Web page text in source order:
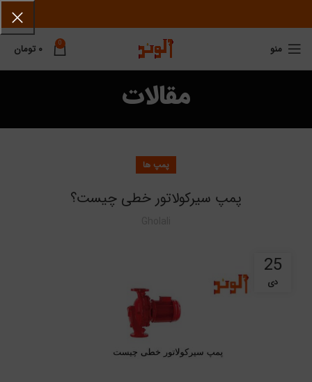
منو 0 ۰ تومان
مقالات
پمپ ها
پمپ سیرکولاتور خطی چیست؟
25
دی